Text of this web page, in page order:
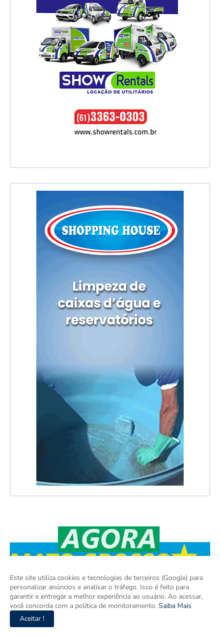
Este site utiliza cookies e tecnologias de terceiros (Google) para
personalizar anúncios e analisar o tráfego. Isso é feito para
garantir e entregar a melhor experiência ao usuário. Ao acessar,
você concorda com a política de monitoramento. Saiba Mais
Aceitar !